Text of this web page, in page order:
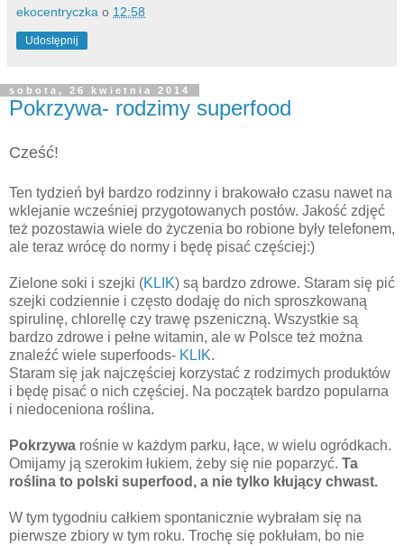
ekocentryczka o 12:58
Udostępnij
sobota, 26 kwietnia 2014
Pokrzywa- rodzimy superfood
Cześć!
Ten tydzień był bardzo rodzinny i brakowało czasu nawet na
wklejanie wcześniej przygotowanych postów. Jakość zdjęć
też pozostawia wiele do życzenia bo robione były telefonem,
ale teraz wrócę do normy i będę pisać częściej:)
Zielone soki i szejki (KLIK) są bardzo zdrowe. Staram się pić
szejki codziennie i często dodaję do nich sproszkowaną
spirulinę, chlorellę czy trawę pszeniczną. Wszystkie są
bardzo zdrowe i pełne witamin, ale w Polsce też można
znaleźć wiele superfoods- KLIK.
Staram się jak najczęściej korzystać z rodzimych produktów
i będę pisać o nich częściej. Na początek bardzo popularna
i niedoceniona roślina.
Pokrzywa rośnie w każdym parku, łące, w wielu ogródkach.
Omijamy ją szerokim łukiem, żeby się nie poparzyć. Ta
roślina to polski superfood, a nie tylko kłujący chwast.
W tym tygodniu całkiem spontanicznie wybrałam się na
pierwsze zbiory w tym roku. Trochę się pokłułam, bo nie